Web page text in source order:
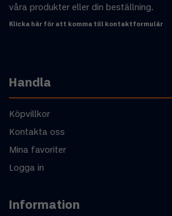
våra produkter eller din beställning.
Klicka här för att komma till kontaktformulär
Handla
Köpvillkor
Kontakta oss
Mina favoriter
Logga in
Information